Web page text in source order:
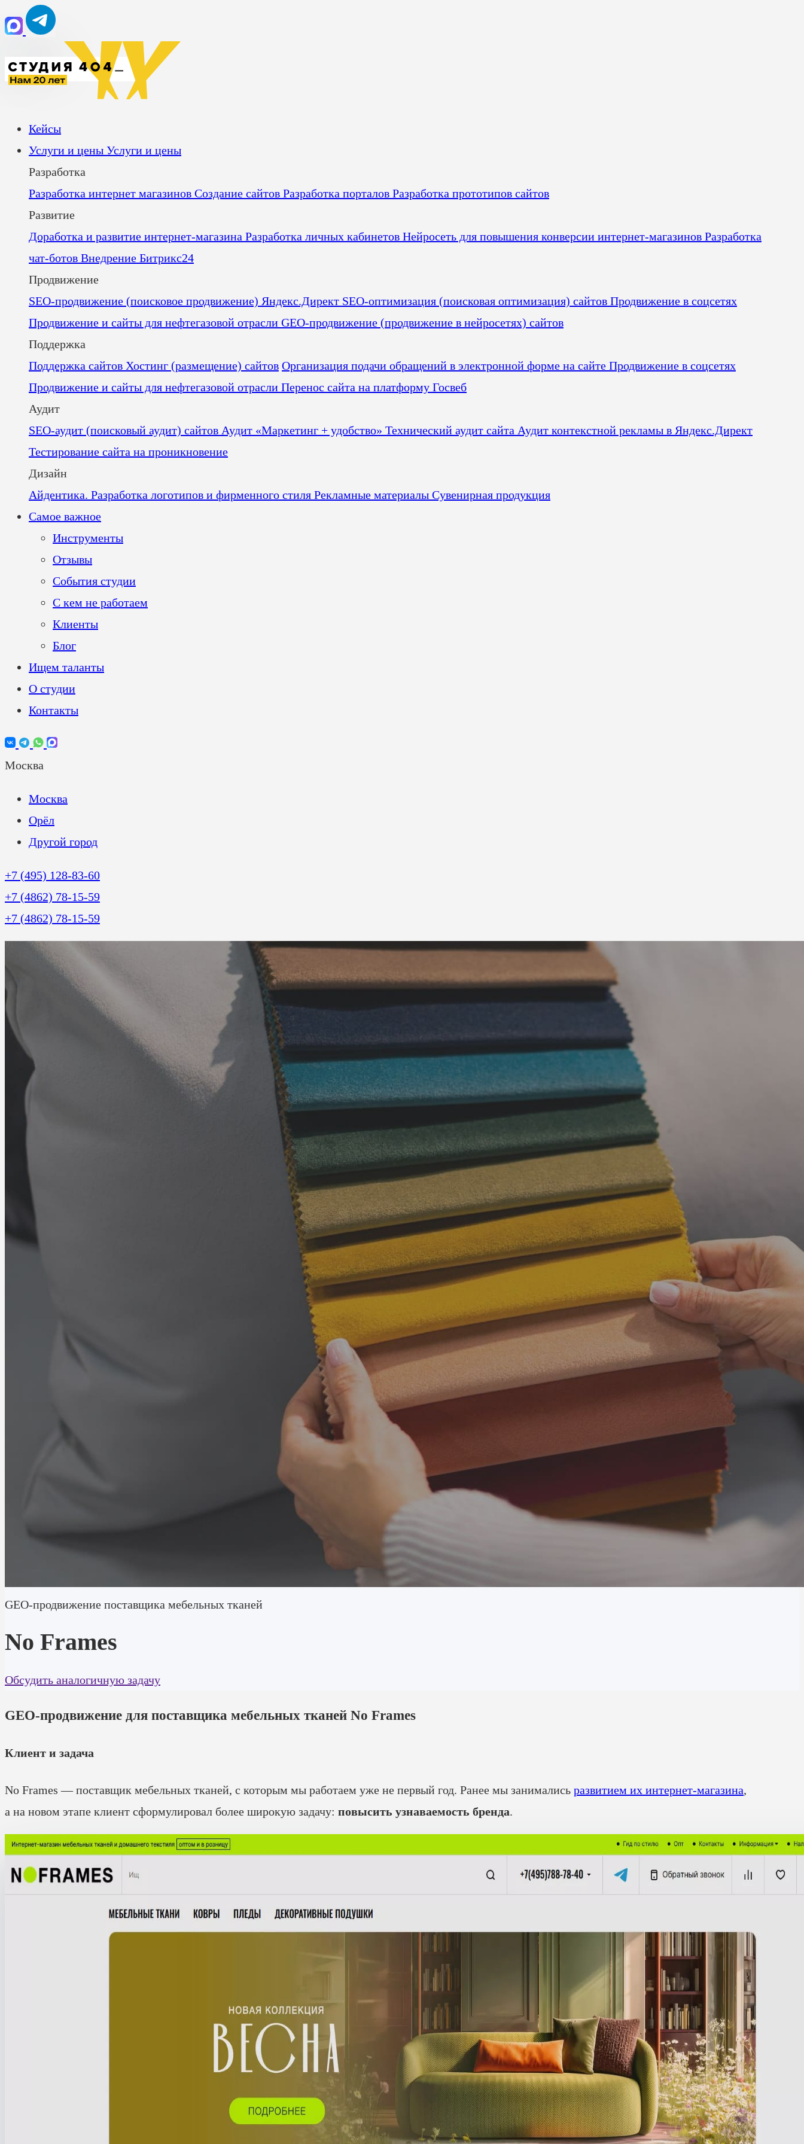
Кейсы
Услуги и цены Услуги и цены
Разработка
Разработка интернет магазинов Создание сайтов Разработка порталов Разработка прототипов сайтов
Развитие
Доработка и развитие интернет‑магазина Разработка личных кабинетов Нейросеть для повышения конверсии интернет-магазинов Разработка
чат‑ботов Внедрение Битрикс24
Продвижение
SEO-продвижение (поисковое продвижение) Яндекс.Директ SEO-оптимизация (поисковая оптимизация) сайтов Продвижение в соцсетях
Продвижение и сайты для нефтегазовой отрасли GEO-продвижение (продвижение в нейросетях) сайтов
Поддержка
Поддержка сайтов Хостинг (размещение) сайтов Организация подачи обращений в электронной форме на сайте Продвижение в соцсетях
Продвижение и сайты для нефтегазовой отрасли Перенос сайта на платформу Госвеб
Аудит
SEO-аудит (поисковый аудит) сайтов Аудит «Маркетинг + удобство» Технический аудит сайта Аудит контекстной рекламы в Яндекс.Директ
Тестирование сайта на проникновение
Дизайн
Айдентика. Разработка логотипов и фирменного стиля Рекламные материалы Сувенирная продукция
Самое важное
Инструменты
Отзывы
События студии
С кем не работаем
Клиенты
Блог
Ищем таланты
О студии
Контакты
Москва
Москва
Орёл
Другой город
+7 (495) 128-83-60
+7 (4862) 78-15-59
+7 (4862) 78-15-59
GEO-продвижение поставщика мебельных тканей
No Frames
Обсудить аналогичную задачу
GEO-продвижение для поставщика мебельных тканей No Frames
Клиент и задача
No Frames — поставщик мебельных тканей, с которым мы работаем уже не первый год. Ранее мы занимались развитием их интернет-магазина,
а на новом этапе клиент сформулировал более широкую задачу: повысить узнаваемость бренда.